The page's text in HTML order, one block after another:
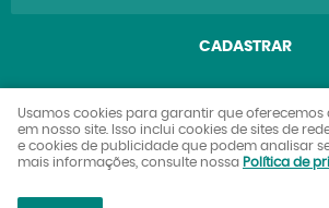
CADASTRAR
Explorers Club Comércio de
Ltda
CNPJ: 27.842.089/0001-
Usamos cookies para garantir que oferecemos
em nosso site. Isso inclui cookies de sites de
e cookies de publicidade que podem analisar
mais informações, consulte nossa Política de